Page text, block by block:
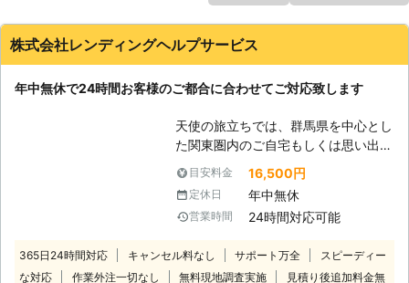
株式会社レンディングヘルプサービス
年中無休で24時間お客様のご都合に合わせてご対応致します
天使の旅立ちでは、群馬県を中心とし
た関東圏内のご自宅もしくは思い出の
場所などへ直接伺い、ペットちゃんの
個別立ち合い火葬のサービスを執り行
っております。 ・都合の良い時間に
すぐ対応してほしい ・家族そろって
理由で家を出ることができないけど、
ペットちゃんを見送りたい ・慣れ親
目安料金 16,500円
定休日 年中無休
営業時間 24時間対応可能
365日24時間対応 キャンセル料なし サポート万全
スピーディー
な対応
作業外注一切なし 無料現地調査実施
見積り後追加料金無